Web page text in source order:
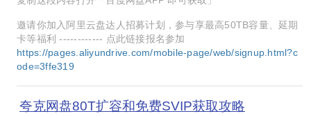
邀请你加入阿里云盘达人招募计划，参与享最高50TB容量、延期
卡等福利 ------------ 点此链接报名参加
https://pages.aliyundrive.com/mobile-page/web/signup.html?c
ode=3ffe319
夸克网盘80T扩容和免费SVIP获取攻略